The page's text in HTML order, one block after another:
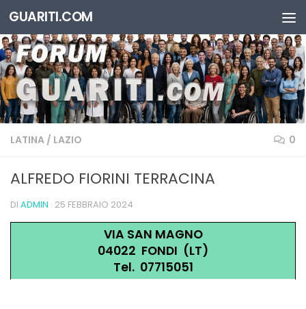
Salta al contenuto
GUARITI.COM
LATINA / LAZIO 0
ALFREDO FIORINI TERRACINA
DI ADMIN · 25 FEBBRAIO 2024
VIA SAN MAGNO
04022 FONDI (LT)
Tel. 07715051